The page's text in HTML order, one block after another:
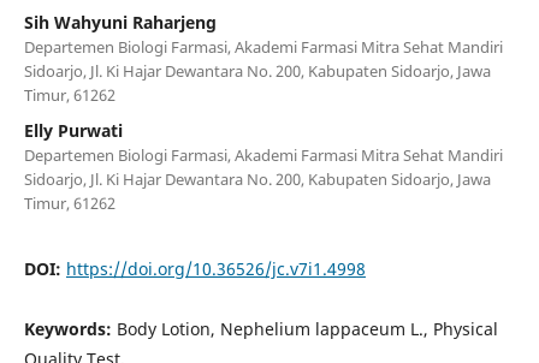
Sih Wahyuni Raharjeng
Departemen Biologi Farmasi, Akademi Farmasi Mitra Sehat Mandiri
Sidoarjo, Jl. Ki Hajar Dewantara No. 200, Kabupaten Sidoarjo, Jawa
Timur, 61262
Elly Purwati
Departemen Biologi Farmasi, Akademi Farmasi Mitra Sehat Mandiri
Sidoarjo, Jl. Ki Hajar Dewantara No. 200, Kabupaten Sidoarjo, Jawa
Timur, 61262
DOI: https://doi.org/10.36526/jc.v7i1.4998
Keywords: Body Lotion, Nephelium lappaceum L., Physical